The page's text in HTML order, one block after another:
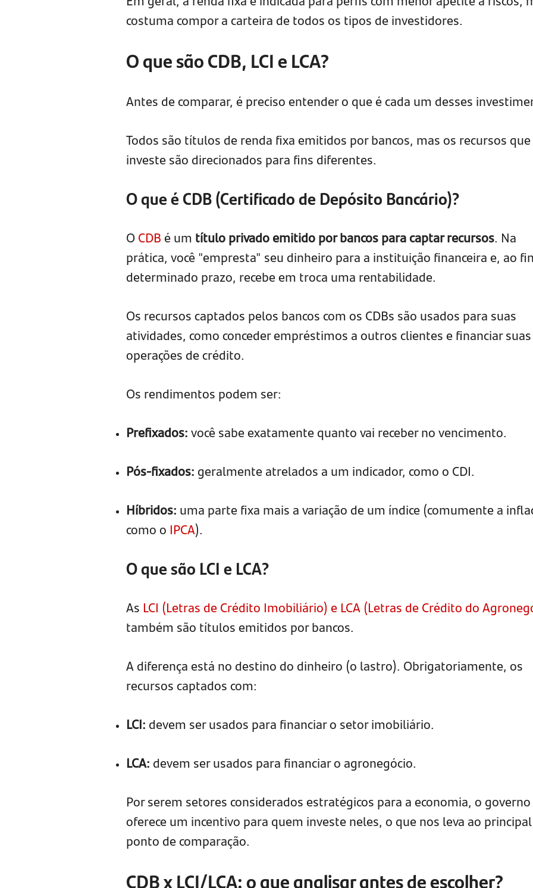
costuma compor a carteira de todos os tipos de investidores.
O que são CDB, LCI e LCA?
Antes de comparar, é preciso entender o que é cada um desses
Todos são títulos de renda fixa emitidos por bancos, mas os recursos que
investe são direcionados para fins diferentes.
O que é CDB (Certificado de Depósito Bancário)?
OCDBé um título privado emitido por bancos para captar recursos. Na
prática, você "empresta" seu dinheiro para a instituição financeira e, ao
determinado prazo, recebe em troca uma rentabilidade.
Os recursos captados pelos bancos com os CDBs são usados para suas
atividades, como conceder empréstimos a outros clientes e financiar suas
operações de crédito.
Os rendimentos podem ser:
Prefixados:você sabe exatamente quanto vai receber no vencimento.
Pós-fixados: geralmente atrelados a um indicador, como o CDI.
Híbridos: uma parte fixa mais a variação de um índice (comumente a
como o IPCA).
O que são LCI e LCA?
As LCI (Letras de Crédito Imobiliário) e LCA (Letras de Crédito do
também são títulos emitidos por bancos.
A diferença está no destino do dinheiro (o lastro). Obrigatoriamente, os
recursos captados com:
LCI: devem ser usados para financiar o setor imobiliário.
LCA: devem ser usados para financiar o agronegócio.
Por serem setores considerados estratégicos para a economia, o governo
oferece um incentivo para quem investe neles, o que nos leva ao principal
ponto de comparação.
CDB x LCI/LCA: o que analisar antes de escolher?